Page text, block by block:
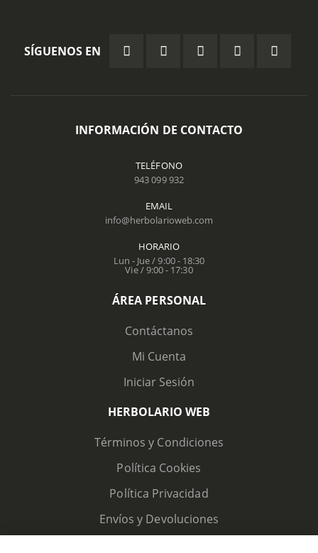
SÍGUENOS EN
INFORMACIÓN DE CONTACTO
TELÉFONO
943 099 932
EMAIL
info@herbolarioweb.com
HORARIO
Lun - Jue / 9:00 - 18:30
Vie / 9:00 - 17:30
ÁREA PERSONAL
Contáctanos
Mi Cuenta
Iniciar Sesión
HERBOLARIO WEB
Términos y Condiciones
Política Cookies
Política Privacidad
Envíos y Devoluciones